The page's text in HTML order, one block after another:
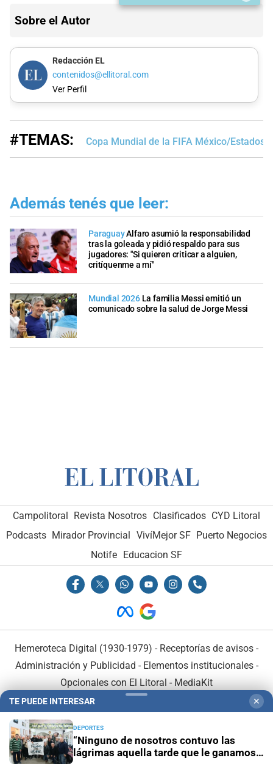
Sobre el Autor
Redacción EL
contenidos@ellitoral.com
Ver Perfil
#TEMAS: Copa Mundial de la FIFA México/Estados
Además tenés que leer:
ParaguayAlfaro asumió la responsabilidad
tras la goleada y pidió respaldo para sus
jugadores: "Si quieren criticar a alguien,
critíquenme a mí"
Mundial 2026 La familia Messi emitió un
comunicado sobre la salud de Jorge Messi
Campolitoral Revista Nosotros Clasificados CYD Litoral
Podcasts Mirador Provincial VivíMejor SF Puerto Negocios
Notife Educacion SF
Hemeroteca Digital (1930-1979) - Receptorías de avisos -
Administración y Publicidad - Elementos institucionales-
Opcionales con El Litoral - MediaKit
TE PUEDE INTERESAR ✕
DEPORTES
“Ninguno de nosotros contuvo las
lágrimas aquella tarde que le ganamos a